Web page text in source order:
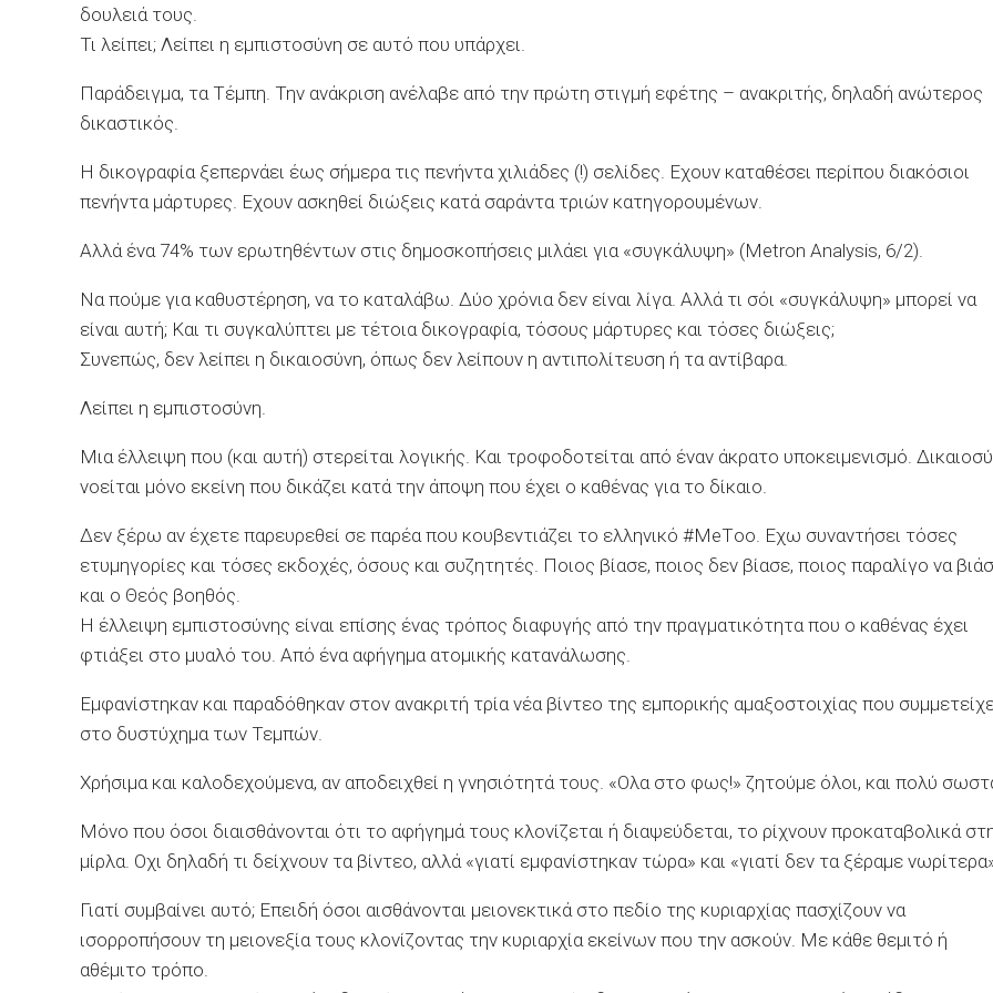
δουλειά τους.
Τι λείπει; Λείπει η εμπιστοσύνη σε αυτό που υπάρχει.
Παράδειγμα, τα Τέμπη. Την ανάκριση ανέλαβε από την πρώτη στιγμή εφέτης – ανακριτής, δηλαδή ανώτερος
δικαστικός.
Η δικογραφία ξεπερνάει έως σήμερα τις πενήντα χιλιάδες (!) σελίδες. Εχουν καταθέσει περίπου διακόσιοι
πενήντα μάρτυρες. Εχουν ασκηθεί διώξεις κατά σαράντα τριών κατηγορουμένων.
Αλλά ένα 74% των ερωτηθέντων στις δημοσκοπήσεις μιλάει για «συγκάλυψη» (Metron Analysis, 6/2).
Να πούμε για καθυστέρηση, να το καταλάβω. Δύο χρόνια δεν είναι λίγα. Αλλά τι σόι «συγκάλυψη» μπορεί να
είναι αυτή; Και τι συγκαλύπτει με τέτοια δικογραφία, τόσους μάρτυρες και τόσες διώξεις;
Συνεπώς, δεν λείπει η δικαιοσύνη, όπως δεν λείπουν η αντιπολίτευση ή τα αντίβαρα.
Λείπει η εμπιστοσύνη.
Μια έλλειψη που (και αυτή) στερείται λογικής. Και τροφοδοτείται από έναν άκρατο υποκειμενισμό.
νοείται μόνο εκείνη που δικάζει κατά την άποψη που έχει ο καθένας για το δίκαιο.
Δεν ξέρω αν έχετε παρευρεθεί σε παρέα που κουβεντιάζει το ελληνικό #ΜeΤoo. Εχω συναντήσει τόσες
ετυμηγορίες και τόσες εκδοχές, όσους και συζητητές. Ποιος βίασε, ποιος δεν βίασε, ποιος παραλίγο να
και ο Θεός βοηθός.
Η έλλειψη εμπιστοσύνης είναι επίσης ένας τρόπος διαφυγής από την πραγματικότητα που ο καθένας έχει
φτιάξει στο μυαλό του. Από ένα αφήγημα ατομικής κατανάλωσης.
Εμφανίστηκαν και παραδόθηκαν στον ανακριτή τρία νέα βίντεο της εμπορικής αμαξοστοιχίας που
στο δυστύχημα των Τεμπών.
Χρήσιμα και καλοδεχούμενα, αν αποδειχθεί η γνησιότητά τους. «Ολα στο φως!» ζητούμε όλοι, και πολύ
Μόνο που όσοι διαισθάνονται ότι το αφήγημά τους κλονίζεται ή διαψεύδεται, το ρίχνουν προκαταβολικά
μίρλα. Οχι δηλαδή τι δείχνουν τα βίντεο, αλλά «γιατί εμφανίστηκαν τώρα» και «γιατί δεν τα ξέραμε
Γιατί συμβαίνει αυτό; Επειδή όσοι αισθάνονται μειονεκτικά στο πεδίο της κυριαρχίας πασχίζουν να
ισορροπήσουν τη μειονεξία τους κλονίζοντας την κυριαρχία εκείνων που την ασκούν. Με κάθε θεμιτό ή
αθέμιτο τρόπο.